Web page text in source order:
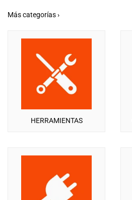
Más categorías ›
HERRAMIENTAS